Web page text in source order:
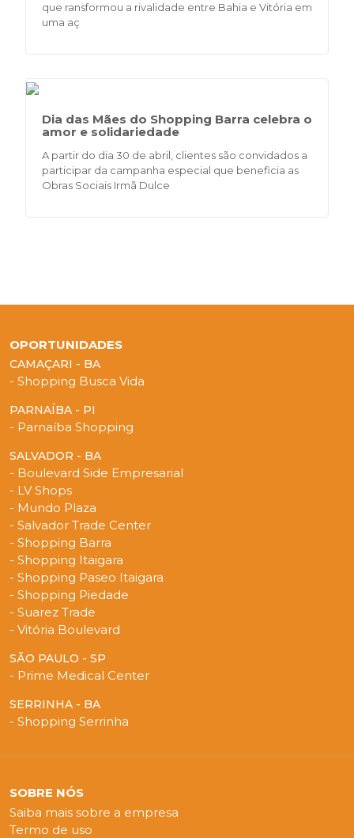
que ransformou a rivalidade entre Bahia e Vitória em
uma aç
Dia das Mães do Shopping Barra celebra o
amor e solidariedade
A partir do dia 30 de abril, clientes são convidados a
participar da campanha especial que beneficia as
Obras Sociais Irmã Dulce
OPORTUNIDADES
CAMAÇARI - BA
- Shopping Busca Vida
PARNAÍBA - PI
- Parnaíba Shopping
SALVADOR - BA
- Boulevard Side Empresarial
- LV Shops
- Mundo Plaza
- Salvador Trade Center
- Shopping Barra
- Shopping Itaigara
- Shopping Paseo Itaigara
- Shopping Piedade
- Suarez Trade
- Vitória Boulevard
SÃO PAULO - SP
- Prime Medical Center
SERRINHA - BA
- Shopping Serrinha
SOBRE NÓS
Saiba mais sobre a empresa
Termo de uso